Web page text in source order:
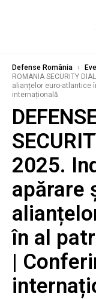
Defense România ›
ROMANIA SECURITY
alianțelor euro-atlantice
internațională
2025.
apărare
în al
|